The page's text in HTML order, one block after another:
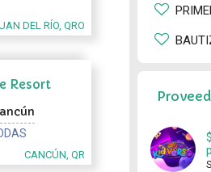
DEL RÍO, QRO
Resort
CANCÚN, QR